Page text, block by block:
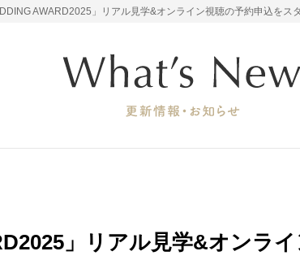
AWARD2025」リアル見学&オンライン視聴の予約申込をス
」リアル見学&オンラ